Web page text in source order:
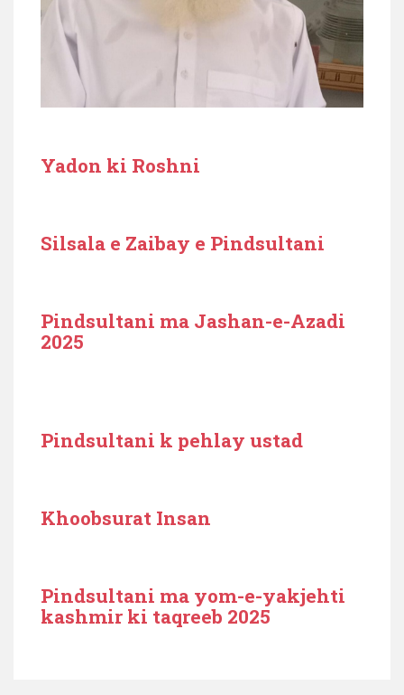
Yadon ki Roshni
Silsala e Zaibay e Pindsultani
Pindsultani ma Jashan-e-Azadi
2025
Pindsultani k pehlay ustad
Khoobsurat Insan
Pindsultani ma yom-e-yakjehti
kashmir ki taqreeb 2025